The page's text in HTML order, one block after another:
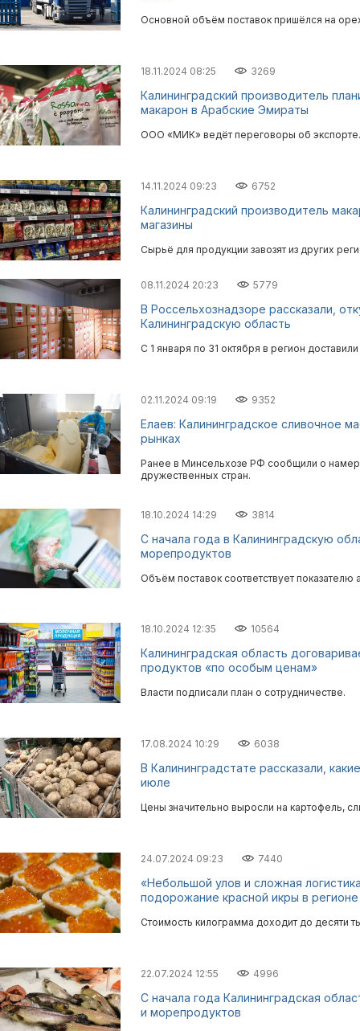
Основной объём поставок пришёлся на
18.11.2024 08:25 3269
Калининградский производитель
макарон в Арабские Эмираты
ООО «МИК» ведёт переговоры об экспорте.
14.11.2024 09:23 6752
Калининградский производитель
магазины
Сырьё для продукции завозят из других
08.11.2024 20:23 5779
В Россельхознадзоре рассказали,
Калининградскую область
С 1 января по 31 октября в регион
02.11.2024 09:19 9352
Елаев: Калининградское сливочное
рынках
Ранее в Минсельхозе РФ сообщили о
дружественных стран.
18.10.2024 14:29 3814
С начала года в Калининградскую
морепродуктов
Объём поставок соответствует
18.10.2024 12:35 10564
Калининградская область
продуктов «по особым ценам»
Власти подписали план о сотрудничестве.
17.08.2024 10:29 6038
В Калининградстате рассказали,
июле
Цены значительно выросли на картофель,
24.07.2024 09:23 7440
«Небольшой улов и сложная
подорожание красной икры в регионе
Стоимость килограмма доходит до десяти
22.07.2024 12:55 4996
С начала года Калининградская
и морепродуктов